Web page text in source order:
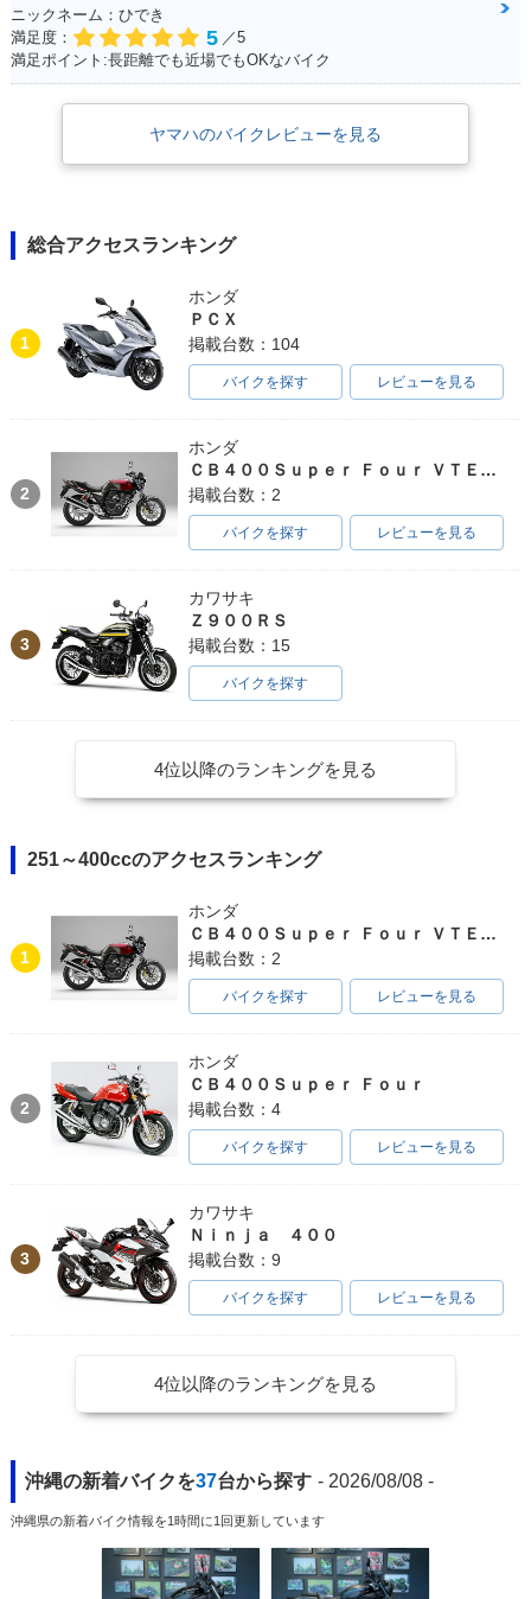
ニックネーム：ひでき
満足度：
5 ／5
満足ポイント:長距離でも近場でもOKなバイク
ヤマハのバイクレビューを見る
総合アクセスランキング
1
ホンダ
ＰＣＸ
掲載台数：104
バイクを探す レビューを見る
2
ホンダ
ＣＢ４００Ｓｕｐｅｒ Ｆｏｕｒ ＶＴＥＣ ＳＰＥＣ３
掲載台数：2
バイクを探す レビューを見る
3
カワサキ
Ｚ９００ＲＳ
掲載台数：15
バイクを探す
4位以降のランキングを見る
251～400ccのアクセスランキング
1
ホンダ
ＣＢ４００Ｓｕｐｅｒ Ｆｏｕｒ ＶＴＥＣ ＳＰＥＣ３
掲載台数：2
バイクを探す レビューを見る
2
ホンダ
ＣＢ４００Ｓｕｐｅｒ Ｆｏｕｒ
掲載台数：4
バイクを探す レビューを見る
3
カワサキ
Ｎｉｎｊａ ４００
掲載台数：9
バイクを探す レビューを見る
4位以降のランキングを見る
沖縄の新着バイクを37台から探す - 2026/08/08 -
沖縄県の新着バイク情報を1時間に1回更新しています